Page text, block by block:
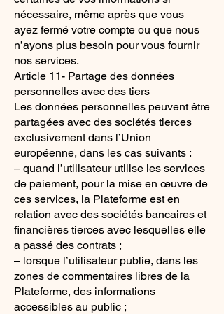
nécessaire, même après que vous
ayez fermé votre compte ou que nous
n’ayons plus besoin pour vous fournir
nos services.
Article 11- Partage des données
personnelles avec des tiers
Les données personnelles peuvent être
partagées avec des sociétés tierces
exclusivement dans l’Union
européenne, dans les cas suivants :
– quand l’utilisateur utilise les services
de paiement, pour la mise en œuvre de
ces services, la Plateforme est en
relation avec des sociétés bancaires et
financières tierces avec lesquelles elle
a passé des contrats ;
– lorsque l’utilisateur publie, dans les
zones de commentaires libres de la
Plateforme, des informations
accessibles au public ;